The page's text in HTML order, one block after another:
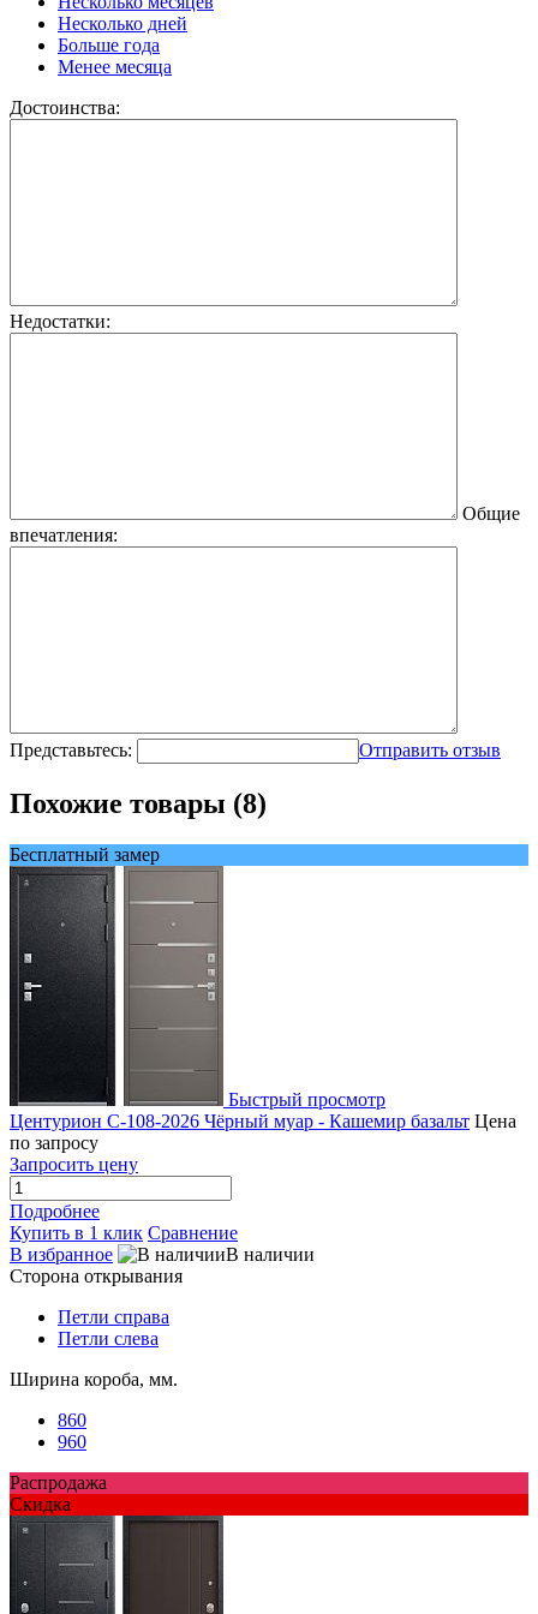
Несколько дней
Больше года
Менее месяца
Достоинства:
Недостатки:
Общие
впечатления:
Представьтесь: Отправить отзыв
Похожие товары (8)
Бесплатный замер
Быстрый просмотр
Центурион С-108-2026 Чёрный муар - Кашемир базальт Цена
по запросу
Запросить цену
Подробнее
Купить в 1 клик Сравнение
В избранное
В наличии
Сторона открывания
Петли справа
Петли слева
Ширина короба, мм.
860
960
Распродажа
Скидка